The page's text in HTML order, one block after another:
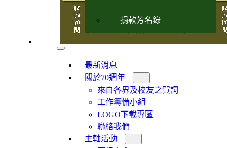
捐款芳名錄
最新消息
關於70週年
來自各界及校友之賀詞
工作籌備小組
LOGO下載專區
聯絡我們
主軸活動